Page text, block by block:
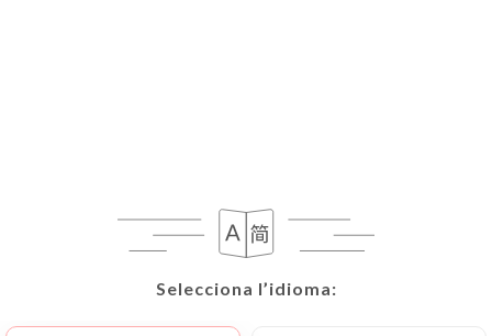
Selecciona l’idioma:
Selecciona l’idioma: